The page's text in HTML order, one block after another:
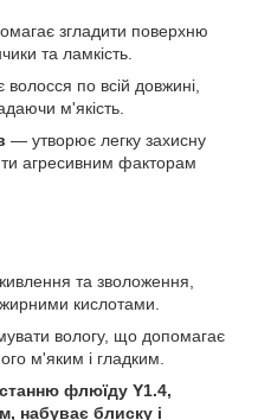
згладити поверхню
та ламкість.
по всій довжині,
м'якість.
— утворює легку захисну
агресивним факторам
та зволоження,
кислотами.
вологу, що допомагає
м'яким і гладким.
флюїду Y1.4,
набуває блиску і